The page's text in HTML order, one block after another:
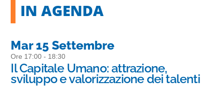
IN AGENDA
Mar 15 Settembre
Ore 17:00 - 18:30
Il Capitale Umano: attrazione,
sviluppo e valorizzazione dei talenti